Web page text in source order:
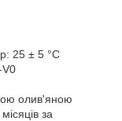
25 ± 5 °C
V0
олив'яною
за